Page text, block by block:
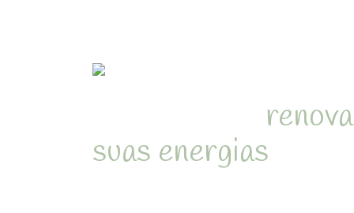
suas energias